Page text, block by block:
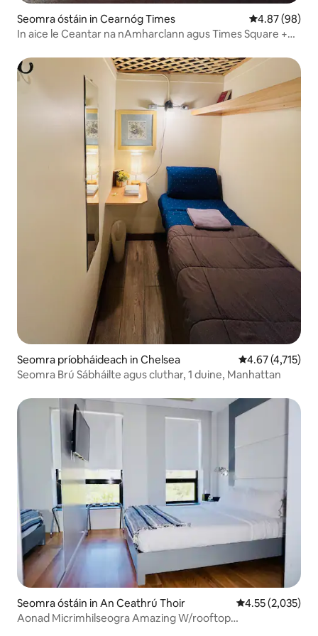
Seomra óstáin in Cearnóg Times Meánrátáil
4.87 (98)
In aice le Ceantar na nAmharclann agus Times Square +
Seomra príobháideach in Chelsea Meánrátáil 4.67
4.67 (4,715)
Seomra Brú Sábháilte agus cluthar, 1 duine, Manhattan
Seomra óstáin in An Ceathrú Thoir Meánrátáil 4.55
4.55 (2,035)
Aonad Micrimhilseogra Amazing W/rooftop